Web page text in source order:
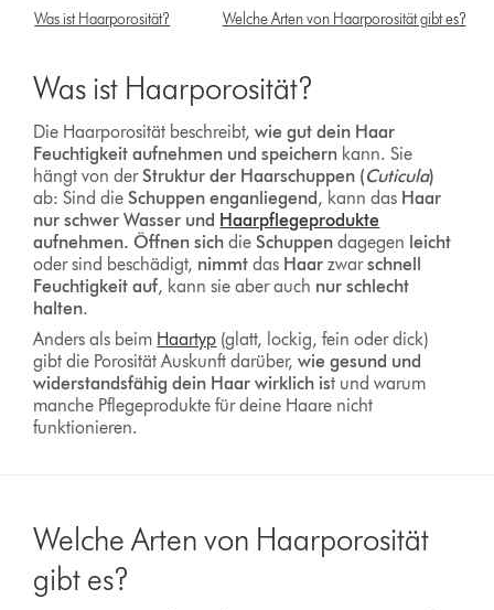
Was ist Haarporosität? Welche Arten von Haarporosität gibt es?
Was ist Haarporosität?
Die Haarporosität beschreibt,wie gut dein Haar
Feuchtigkeit aufnehmen und speichern kann. Sie
hängt von derStruktur der Haarschuppen (Cuticula)
ab: Sind dieSchuppen enganliegend, kann das Haar
nur schwer Wasser und Haarpflegeprodukte
aufnehmen. Öffnen sichdieSchuppendagegen leicht
oder sind beschädigt, nimmtdas Haarzwarschnell
Feuchtigkeit auf, kann sie aber auch nur schlecht
halten.
Anders als beim Haartyp (glatt, lockig, fein oder dick)
gibt die Porosität Auskunft darüber,wie gesund und
widerstandsfähig dein Haar wirklich ist und warum
manche Pflegeprodukte für deine Haare nicht
funktionieren.
Welche Arten von Haarporosität
gibt es?